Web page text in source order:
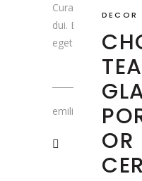
Curabitur
dui. Etiam
eget condimentum
emiliedumaure
DECOR
OR